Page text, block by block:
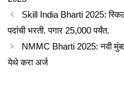
Skill India Bharti 2025: स्किल
पदांची भरती. पगार 25,000 पर्यंत.
NMMC Bharti 2025: नवी मुंबई
येथे करा अर्ज